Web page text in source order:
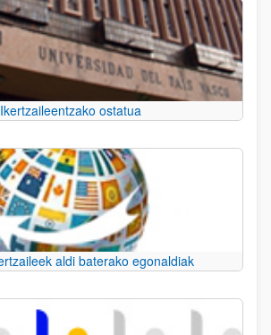
Ikertzaileentzako ostatua
aldi baterako egonaldiak